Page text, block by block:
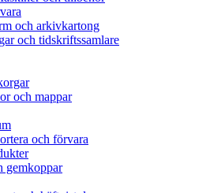
och arkivkartong
och tidskriftssamlare
och mappar
och förvara
gemkoppar